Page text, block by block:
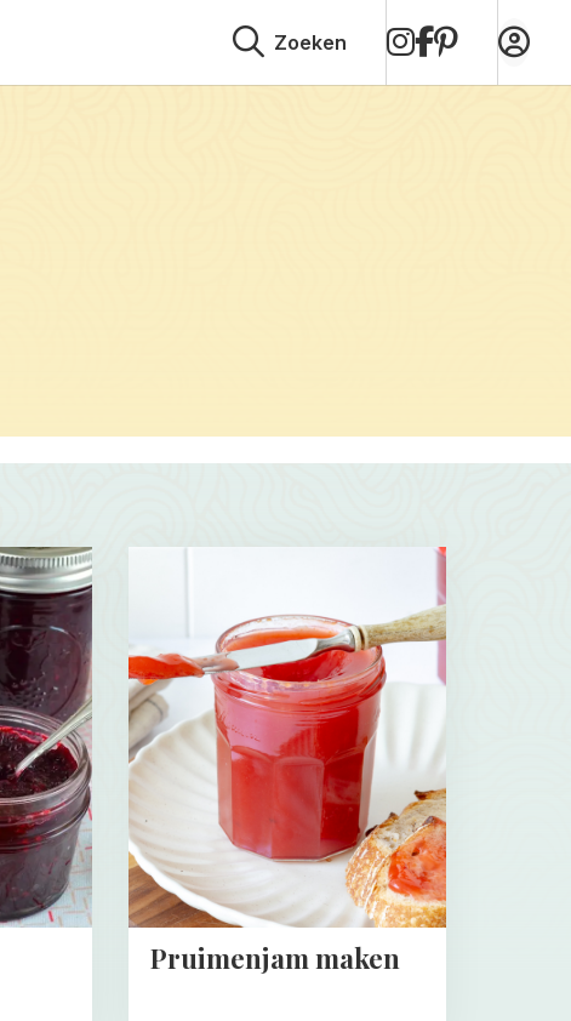
Zoeken
op
Instagram
op
Facebook
op
Pinterest
Pruimenjam maken
Pruimenjam
maken